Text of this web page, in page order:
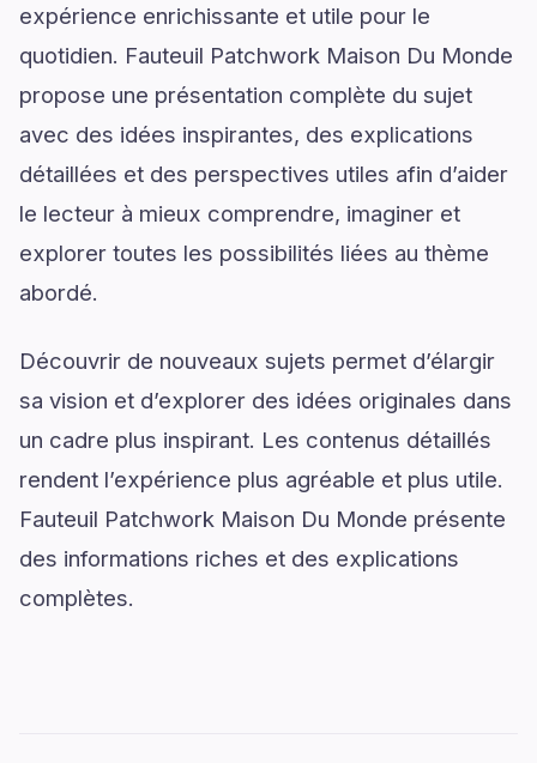
expérience enrichissante et utile pour le
quotidien. Fauteuil Patchwork Maison Du Monde
propose une présentation complète du sujet
avec des idées inspirantes, des explications
détaillées et des perspectives utiles afin d’aider
le lecteur à mieux comprendre, imaginer et
explorer toutes les possibilités liées au thème
abordé.
Découvrir de nouveaux sujets permet d’élargir
sa vision et d’explorer des idées originales dans
un cadre plus inspirant. Les contenus détaillés
rendent l’expérience plus agréable et plus utile.
Fauteuil Patchwork Maison Du Monde présente
des informations riches et des explications
complètes.